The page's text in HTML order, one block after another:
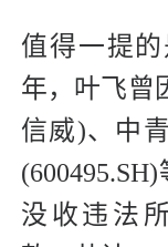
值得一提
年，叶飞曾
信威)、中
没收违法